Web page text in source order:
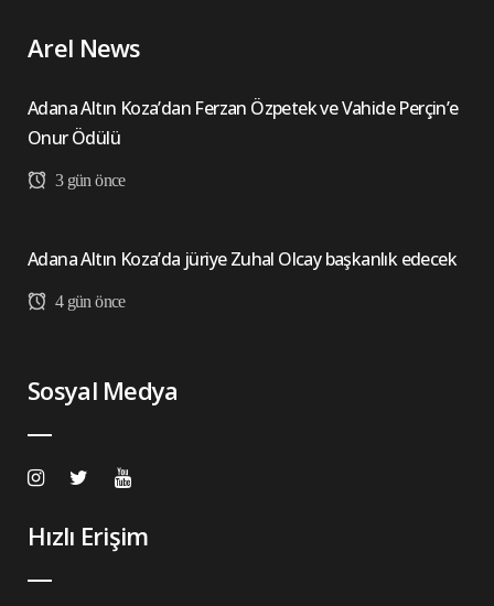
Arel News
Adana Altın Koza’dan Ferzan Özpetek ve Vahide Perçin’e
Onur Ödülü
3 gün önce
Adana Altın Koza’da jüriye Zuhal Olcay başkanlık edecek
4 gün önce
Sosyal Medya
Hızlı Erişim